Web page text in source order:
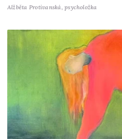
Alžběta Protivanská,psycholožka